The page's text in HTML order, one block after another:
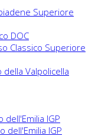
Superiore
DOC
Classico Superiore
Valpolicella
dell'Emilia IGP
dell'Emilia IGP